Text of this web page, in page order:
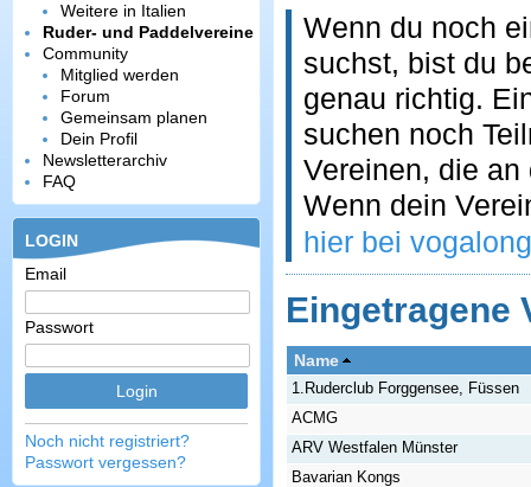
Weitere in Italien
Ruder- und Paddelvereine
Community
Mitglied werden
Forum
Gemeinsam planen
Dein Profil
Newsletterarchiv
FAQ
LOGIN
Email
Passwort
Noch nicht registriert?
Passwort vergessen?
Wenn du noch
suchst, bist du
genau richtig.
suchen noch
Vereinen, die
Wenn dein
hier bei
Eingetragene
Name
1.Ruderclub Forggensee, Füssen
ACMG
ARV Westfalen Münster
Bavarian Kongs